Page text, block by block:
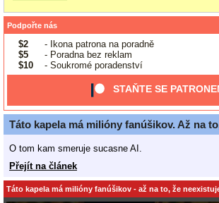
Podpořte nás
$2
- Ikona patrona na poradně
$5
- Poradna bez reklam
$10
- Soukromé poradenství
STAŇTE SE
Táto kapela má milióny fanúšikov. Až na
O tom kam smeruje sucasne AI.
Přejít na článek
Táto kapela má milióny fanúšikov - až na to, že